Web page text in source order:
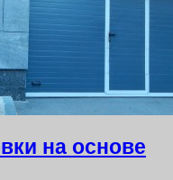
на основе